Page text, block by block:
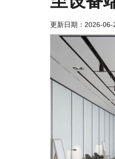
更新日期： 2026-06-